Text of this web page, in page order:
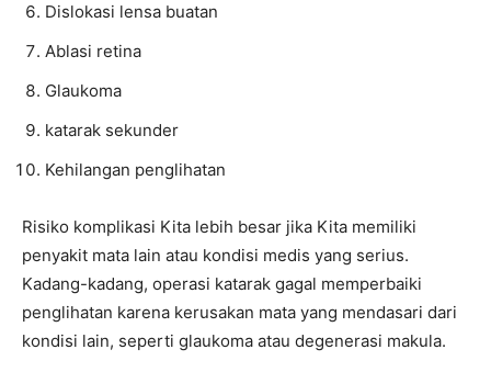
Dislokasi lensa buatan
Ablasi retina
Glaukoma
katarak sekunder
Kehilangan penglihatan
Risiko komplikasi Kita lebih besar jika Kita memiliki
penyakit mata lain atau kondisi medis yang serius.
Kadang-kadang, operasi katarak gagal memperbaiki
penglihatan karena kerusakan mata yang mendasari dari
kondisi lain, seperti glaukoma atau degenerasi makula.